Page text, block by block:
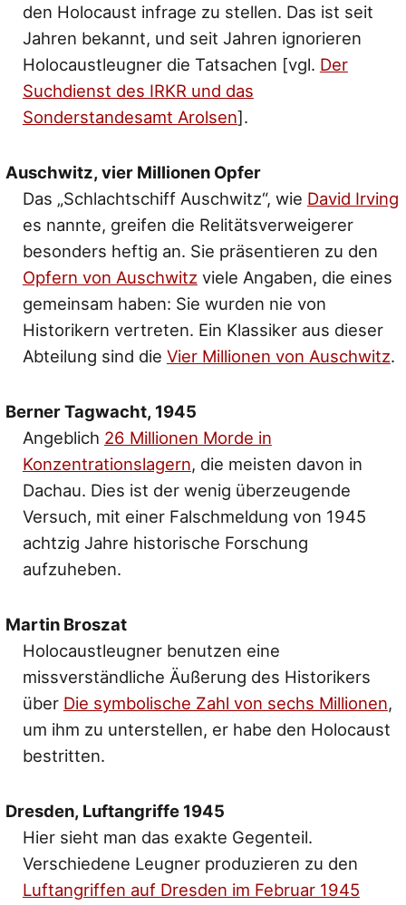
den Holocaust infrage zu stellen. Das ist seit
Jahren bekannt, und seit Jahren ignorieren
Holocaustleugner die Tatsachen [vgl. Der
Suchdienst des IRKR und das
Sonderstandesamt Arolsen].
Auschwitz, vier Millionen Opfer
Das „Schlachtschiff Auschwitz“, wie David Irving
es nannte, greifen die Relitätsverweigerer
besonders heftig an. Sie präsentieren zu den
Opfern von Auschwitz viele Angaben, die eines
gemeinsam haben: Sie wurden nie von
Historikern vertreten. Ein Klassiker aus dieser
Abteilung sind die Vier Millionen von Auschwitz.
Berner Tagwacht, 1945
Angeblich 26 Millionen Morde in
Konzentrationslagern, die meisten davon in
Dachau. Dies ist der wenig überzeugende
Versuch, mit einer Falschmeldung von 1945
achtzig Jahre historische Forschung
aufzuheben.
Martin Broszat
Holocaustleugner benutzen eine
missverständliche Äußerung des Historikers
über Die symbolische Zahl von sechs Millionen,
um ihm zu unterstellen, er habe den Holocaust
bestritten.
Dresden, Luftangriffe 1945
Hier sieht man das exakte Gegenteil.
Verschiedene Leugner produzieren zu den
Luftangriffen auf Dresden im Februar 1945